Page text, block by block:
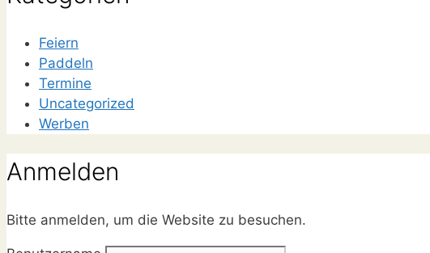
Feiern
Paddeln
Termine
Uncategorized
Werben
Anmelden
Bitte anmelden, um die Website zu besuchen.